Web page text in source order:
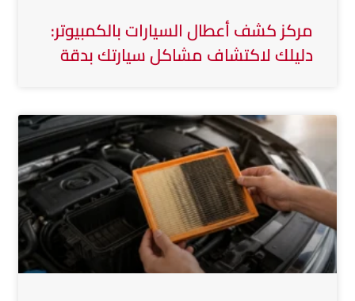
مركز كشف أعطال السيارات بالكمبيوتر:
دليلك لاكتشاف مشاكل سيارتك بدقة